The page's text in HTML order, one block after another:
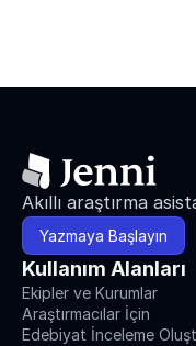
Akıllı araştırma
Yazmaya Başlayın
Kullanım Alanları
Ekipler ve Kurumlar
Araştırmacılar İçin
Edebiyat İnceleme